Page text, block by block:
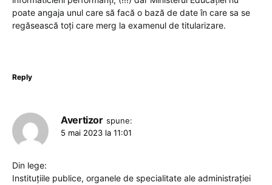
poate angaja unul care să facă o bază de date în care sa se
regăsească toți care merg la examenul de titularizare.
Reply
Avertizor spune:
5 mai 2023 la 11:01
Din lege:
Instituţiile publice, organele de specialitate ale administraţiei